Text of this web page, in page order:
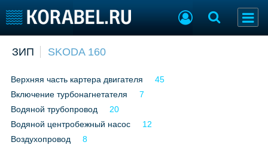
Пульс
Новости
Компании
Репутация
Работа
Доска объявлений
Продажа флота
Оборудование
Изделия
ЗИП SKODA 160
Верхняя часть картера двигателя
45
Включение турбонагнетателя
7
Водяной трубопровод
20
Водяной центробежный насос
12
Воздухопровод
8